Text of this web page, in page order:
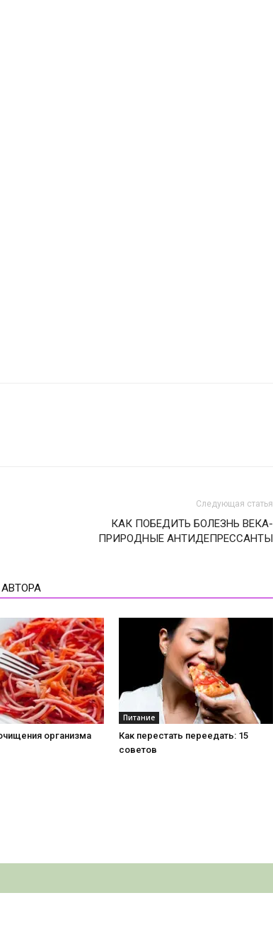
Следующая статья
КАК ПОБЕДИТЬ БОЛЕЗНЬ ВЕКА-
ПРИРОДНЫЕ АНТИДЕПРЕССАНТЫ
организма
Питание
Как перестать переедать: 15
советов